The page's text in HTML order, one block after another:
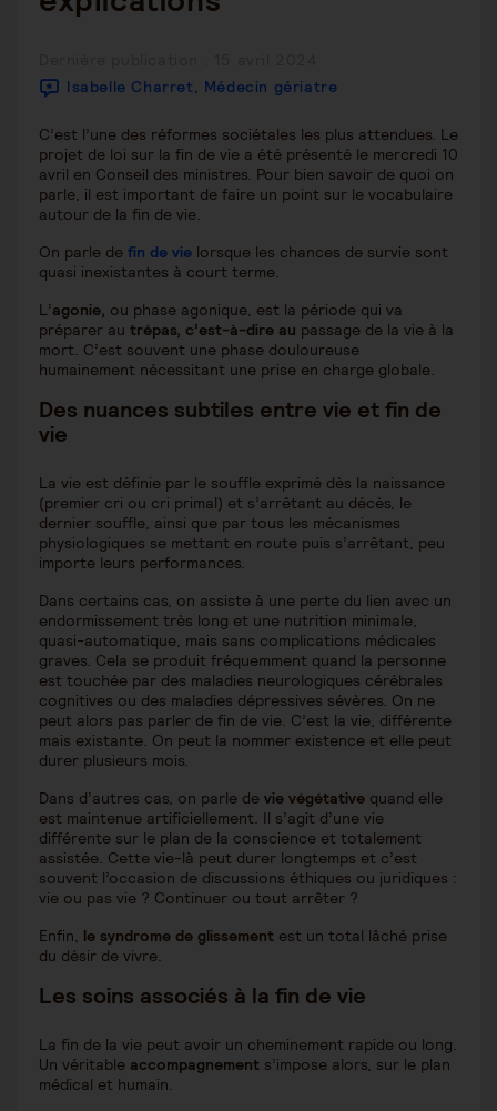
publiée :
Isabelle Charret, Médecin gériatre
C’est l’une des réformes sociétales les plus attendues. Le
projet de loi sur la fin de vie a été présenté le mercredi 10
avril en Conseil des ministres. Pour bien savoir de quoi on
parle, il est important de faire un point sur le vocabulaire
autour de la fin de vie.
On parle de fin de vie lorsque les chances de survie sont
quasi inexistantes à court terme.
L’agonie, ou phase agonique, est la période qui va
préparer au trépas, c’est-à-dire au passage de la vie à la
mort. C’est souvent une phase douloureuse
humainement nécessitant une prise en charge globale.
Des nuances subtiles entre vie et fin de
vie
La vie est définie par le souffle exprimé dès la naissance
(premier cri ou cri primal) et s’arrêtant au décès, le
dernier souffle, ainsi que par tous les mécanismes
physiologiques se mettant en route puis s’arrêtant, peu
importe leurs performances.
Dans certains cas, on assiste à une perte du lien avec un
endormissement très long et une nutrition minimale,
quasi-automatique, mais sans complications médicales
graves. Cela se produit fréquemment quand la personne
est touchée par des maladies neurologiques cérébrales
cognitives ou des maladies dépressives sévères. On ne
peut alors pas parler de fin de vie. C’est la vie, différente
mais existante. On peut la nommer existence et elle peut
durer plusieurs mois.
Dans d’autres cas, on parle de vie végétative quand elle
est maintenue artificiellement. Il s’agit d’une vie
différente sur le plan de la conscience et totalement
assistée. Cette vie-là peut durer longtemps et c’est
souvent l’occasion de discussions éthiques ou juridiques :
vie ou pas vie ? Continuer ou tout arrêter ?
Enfin, le syndrome de glissement est un total lâché prise
du désir de vivre.
Les soins associés à la fin de vie
La fin de la vie peut avoir un cheminement rapide ou long.
Un véritable accompagnement s’impose alors, sur le plan
médical et humain.